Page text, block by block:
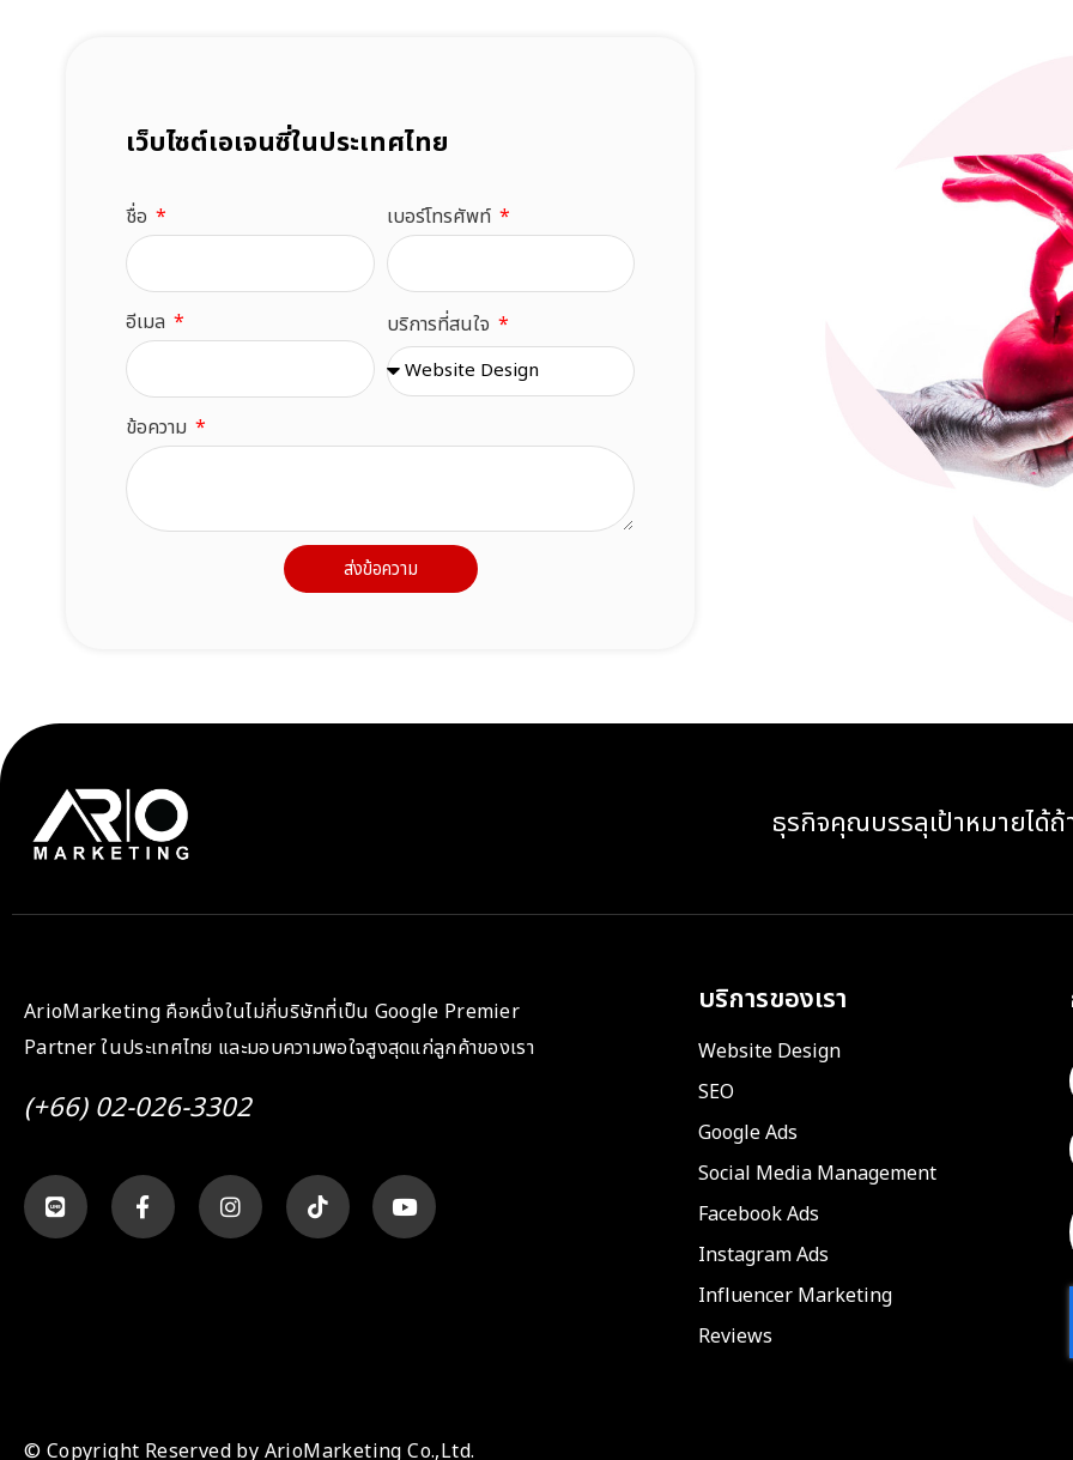
เว็บไซต์เอเจนซี่ในประเทศไทย
ชื่อ เบอร์โทรศัพท์
อีเมล บริการที่สนใจ
ข้อความ
ส่งข้อความ
ธุรกิจคุณบรรลุเป้าหมายได้ถ้
ArioMarketing คือหนึ่งในไม่กี่บริษัทที่เป็น Google Premier
Partner ในประเทศไทย และมอบความพอใจสูงสุดแก่ลูกค้าของเรา
(+66) 02-026-3302
บริการของเรา
Website Design
SEO
Google Ads
Social Media Management
Facebook Ads
Instagram Ads
Influencer Marketing
Reviews
© Copyright Reserved by ArioMarketing Co.,Ltd.